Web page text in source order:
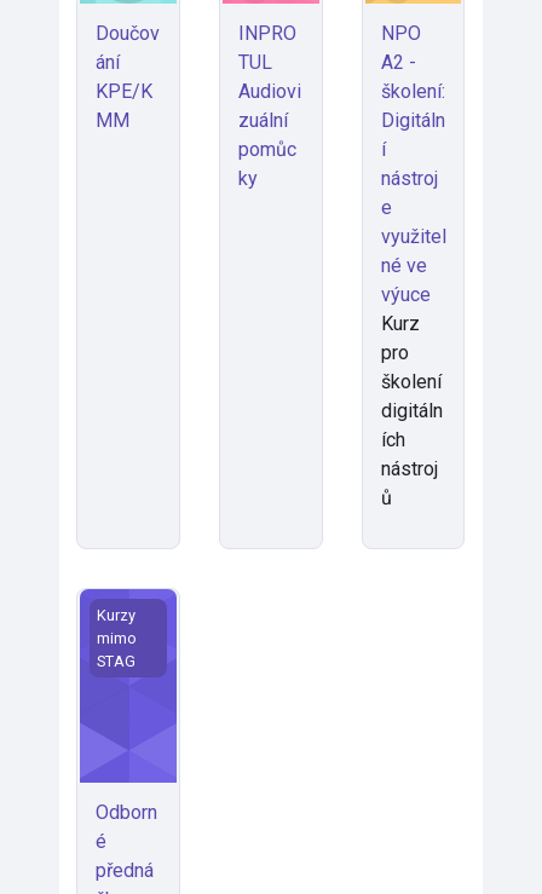
Doučov
ání
KPE/K
MM
INPRO
TUL
Audiovi
zuální
pomůc
ky
NPO
A2 -
školení:
Digitáln
í
nástroj
e
využitel
né ve
výuce
Kurz
pro
školení
digitáln
ích
nástroj
ů
Odborné přednášky
Kurzy
mimo
STAG
Odborn
é
předná